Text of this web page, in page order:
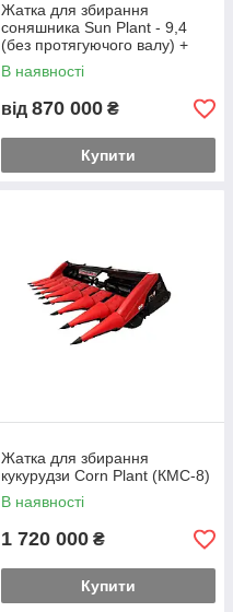
Жатка для збирання
соняшника Sun Plant - 9,4
(без протягуючого валу) +
рамка
В наявності
від 870 000 ₴
Купити
Жатка для збирання
кукурудзи Corn Plant (КМС-8)
В наявності
1 720 000 ₴
Купити